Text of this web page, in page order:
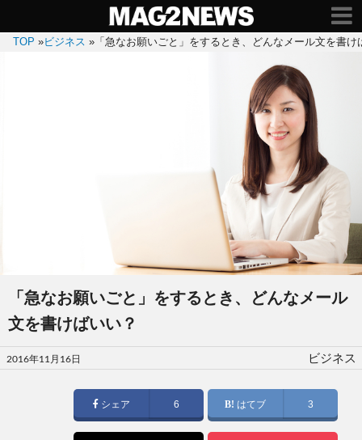
TOP »ビジネス » 「急なお願いごと」をするとき、どんなメール文を書け
「急なお願いごと」をするとき、どんなメール
文を書けばいい？
投
稿
2016年11月16日 ビジネス
シェア 6 はてブ 3